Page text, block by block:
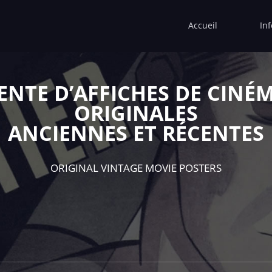
Accueil
D’AFFICHES DE
ORIGINALES
ANCIENNES ET RÉCENTES
ORIGINAL VINTAGE MOVIE POSTERS